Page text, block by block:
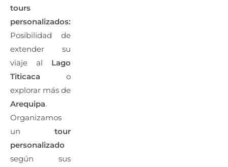
tours
personalizados:
Posibilidad de
extender su
viaje al Lago
Titicaca o
explorar más de
Arequipa.
Organizamos
un tour
personalizado
según sus